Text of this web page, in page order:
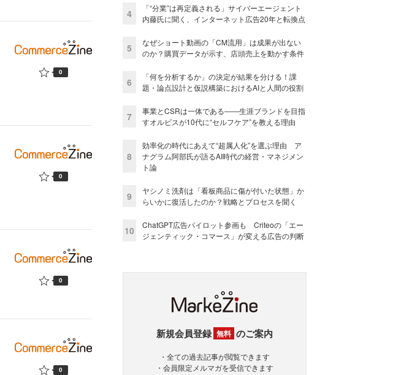
0
0
0
0
4
「“分業”は再定義される」サイバーエージェント
内藤氏に聞く、インターネット広告20年と転換点
5
なぜショート動画の「CM流用」は成果が出ない
のか？購買データが示す、店頭売上を動かす条件
6
「何を分析するか」の決定が結果を分ける！課
題・論点設計と仮説構築におけるAIと人間の役割
7
事業とCSRは一体である――生涯ブランドを目指
すオルビスが10代に“セルフケア”を教える理由
8
効率化の時代にあえて“超属人化”を選ぶ理由 ア
ナグラム阿部氏が語るAI時代の経営・マネジメン
ト論
9
ヤシノミ洗剤は「看板商品に傷が付いた状態」か
らいかに復活したのか？戦略とプロセスを聞く
10
ChatGPT広告パイロット参画も Criteoの「エー
ジェンティック・コマース」が変える広告の判断
新規会員登録 無料 のご案内
・全ての過去記事が閲覧できます
・会員限定メルマガを受信できます